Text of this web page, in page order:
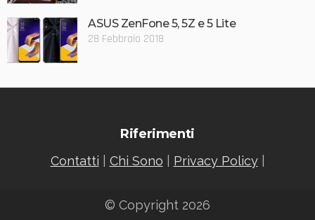
ASUS ZenFone 5, 5Z e 5 Lite
28 Febbraio 2018
Riferimenti
Contatti Chi Sono Privacy Policy|
© Copyright 2026